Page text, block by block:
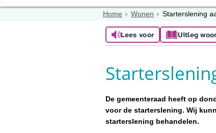
Home Wonen Starterslening
Lees voor Uitleg
De gemeenteraad heeft op
voor de starterslening. Wij
starterslening behandelen.